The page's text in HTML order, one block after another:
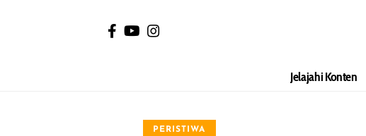
Jelajahi Konten
PERISTIWA